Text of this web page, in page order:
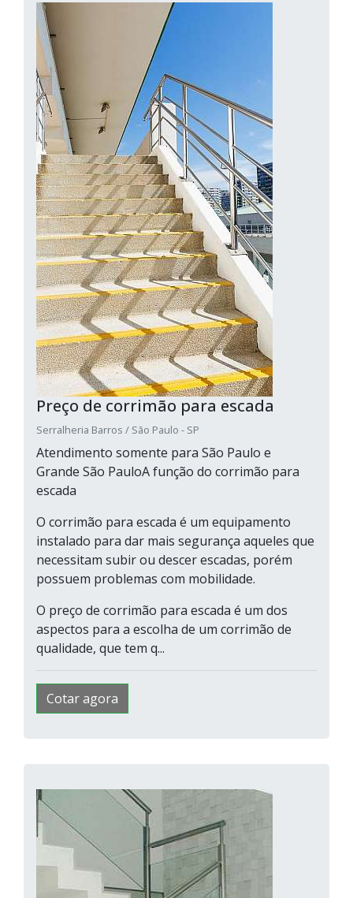
Preço de corrimão para escada
Serralheria Barros / São Paulo - SP
Atendimento somente para São Paulo e
Grande São PauloA função do corrimão para
escada
O corrimão para escada é um equipamento
instalado para dar mais segurança aqueles que
necessitam subir ou descer escadas, porém
possuem problemas com mobilidade.
O preço de corrimão para escada é um dos
aspectos para a escolha de um corrimão de
qualidade, que tem q...
Cotar agora